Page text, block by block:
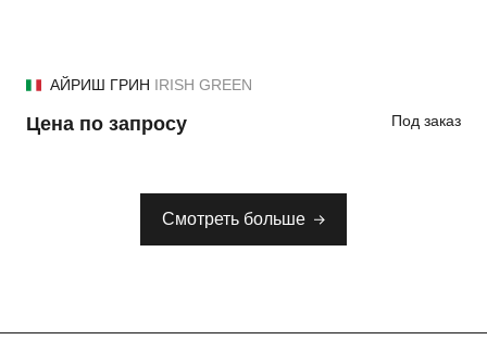
АЙРИШ ГРИН IRISH GREEN
Цена по запросу Под заказ
Смотреть больше